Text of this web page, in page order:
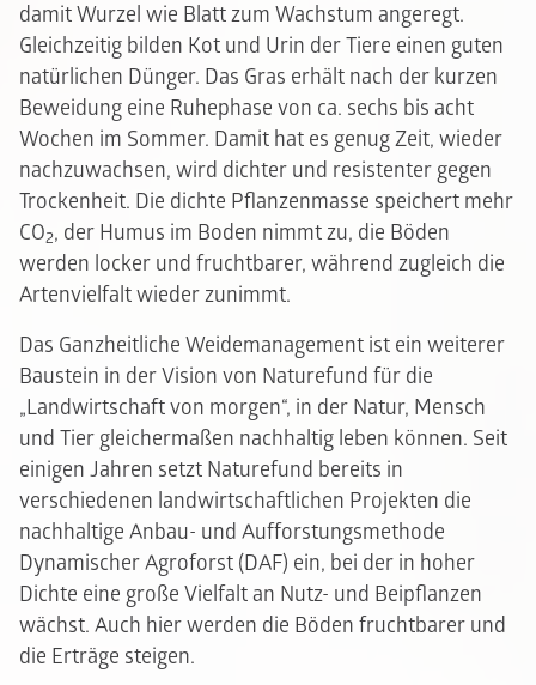
damit Wurzel wie Blatt zum Wachstum angeregt.
Gleichzeitig bilden Kot und Urin der Tiere einen guten
natürlichen Dünger. Das Gras erhält nach der kurzen
Beweidung eine Ruhephase von ca. sechs bis acht
Wochen im Sommer. Damit hat es genug Zeit, wieder
nachzuwachsen, wird dichter und resistenter gegen
Trockenheit. Die dichte Pflanzenmasse speichert mehr
CO2, der Humus im Boden nimmt zu, die Böden
werden locker und fruchtbarer, während zugleich die
Artenvielfalt wieder zunimmt.
Das Ganzheitliche Weidemanagement ist ein weiterer
Baustein in der Vision von Naturefund für die
„Landwirtschaft von morgen“, in der Natur, Mensch
und Tier gleichermaßen nachhaltig leben können. Seit
einigen Jahren setzt Naturefund bereits in
verschiedenen landwirtschaftlichen Projekten die
nachhaltige Anbau- und Aufforstungsmethode
Dynamischer Agroforst (DAF) ein, bei der in hoher
Dichte eine große Vielfalt an Nutz- und Beipflanzen
wächst. Auch hier werden die Böden fruchtbarer und
die Erträge steigen.